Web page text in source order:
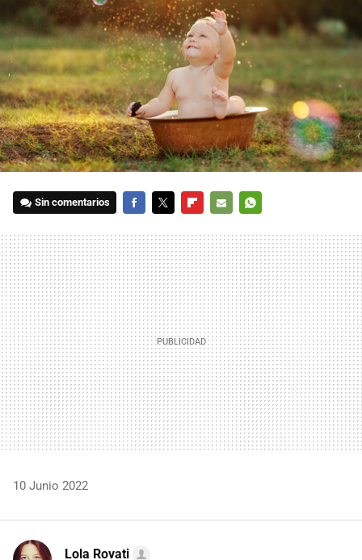
Sin comentarios
MAIL
10 Junio 2022
Lola Rovati